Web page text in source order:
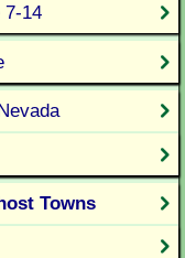
7-14
Towns